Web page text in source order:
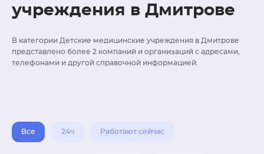
учреждения в Дмитрове
В категории Детские медицинские учреждения в Дмитрове
представлено более 2 компаний и организаций с адресами,
телефонами и другой справочной информацией.
Все 24ч Работают сейчас